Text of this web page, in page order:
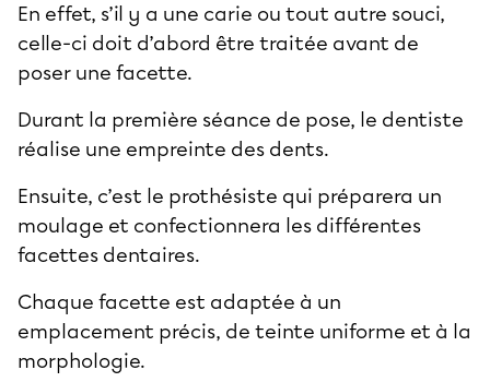
En effet, s’il y a une carie ou tout autre souci,
celle-ci doit d’abord être traitée avant de
poser une facette.
Durant la première séance de pose, le dentiste
réalise une empreinte des dents.
Ensuite, c’est le prothésiste qui préparera un
moulage et confectionnera les différentes
facettes dentaires.
Chaque facette est adaptée à un
emplacement précis, de teinte uniforme et à la
morphologie.